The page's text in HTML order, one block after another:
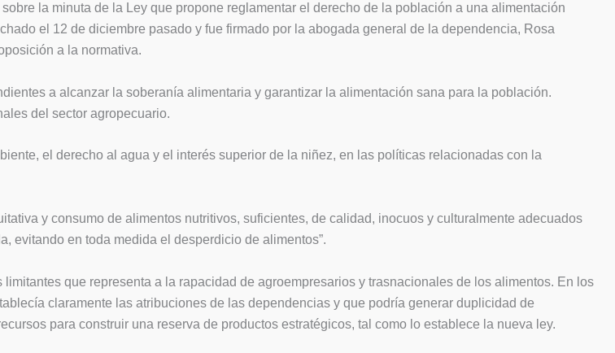
la minuta de la Ley que propone reglamentar el derecho de la población a una alimentación
el 12 de diciembre pasado y fue firmado por la abogada general de la dependencia, Rosa
a la normativa.
a alcanzar la soberanía alimentaria y garantizar la alimentación sana para la población.
del sector agropecuario.
el derecho al agua y el interés superior de la niñez, en las políticas relacionadas con la
y consumo de alimentos nutritivos, suficientes, de calidad, inocuos y culturalmente adecuados
evitando en toda medida el desperdicio de alimentos”.
que representa a la rapacidad de agroempresarios y trasnacionales de los alimentos. En los
claramente las atribuciones de las dependencias y que podría generar duplicidad de
para construir una reserva de productos estratégicos, tal como lo establece la nueva ley.